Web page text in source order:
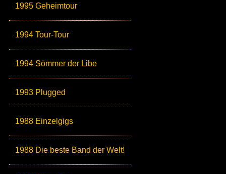
1995 Geheimtour
1994 Tour-Tour
1994 Sömmer der Libe
1993 Plugged
1988 Einzelgigs
1988 Die beste Band der Welt!